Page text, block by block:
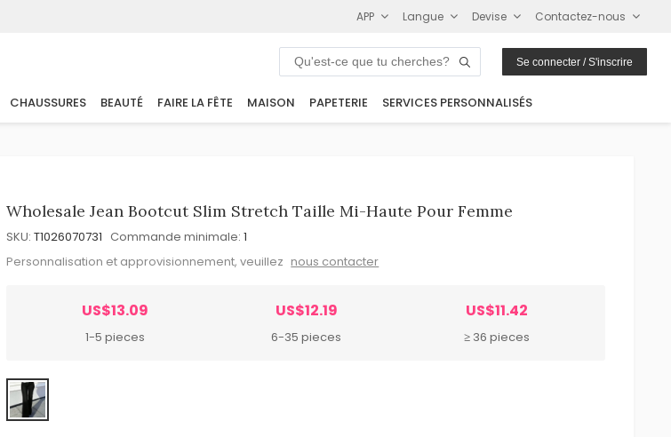
APP Langue Devise Contactez-nous
Se connecter / S'inscrire
CHAUSSURES BEAUTÉ FAIRE LA FÊTE MAISON PAPETERIE SERVICES PERSONNALISÉS
Wholesale Jean Bootcut Slim Stretch Taille Mi-Haute Pour Femme
SKU: T1026070731 Commande minimale: 1
Personnalisation et approvisionnement, veuillez nous contacter
US$13.09
1-5 pieces
US$12.19
6-35 pieces
US$11.42
≥ 36 pieces